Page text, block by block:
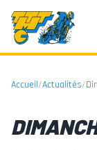
Accueil/Actualités/